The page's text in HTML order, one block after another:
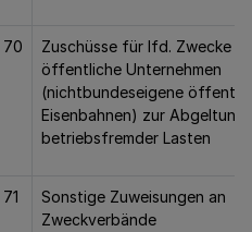
70
Zuschüsse für lfd. Zwecke an
öffentliche Unternehmen
(nichtbundeseigene
Eisenbahnen) zur Abgeltung
betriebsfremder Lasten
71
Sonstige Zuweisungen an
Zweckverbände